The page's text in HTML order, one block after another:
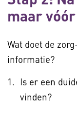
maar
Wat doet de
informatie?
Is er een
vinden?